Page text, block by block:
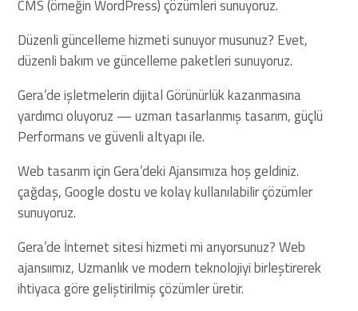
CMS (örneğin WordPress) çözümleri sunuyoruz.
Düzenli güncelleme hizmeti sunuyor musunuz? Evet,
düzenli bakım ve güncelleme paketleri sunuyoruz.
Gera’de işletmelerin dijital Görünürlük kazanmasına
yardımcı oluyoruz — uzman tasarlanmış tasarım, güçlü
Performans ve güvenli altyapı ile.
Web tasarım için Gera’deki Ajansımıza hoş geldiniz.
çağdaş, Google dostu ve kolay kullanılabilir çözümler
sunuyoruz.
Gera’de İnternet sitesi hizmeti mi arıyorsunuz? Web
ajansıımız, Uzmanlık ve modern teknolojiyi birleştirerek
ihtiyaca göre geliştirilmiş çözümler üretir.